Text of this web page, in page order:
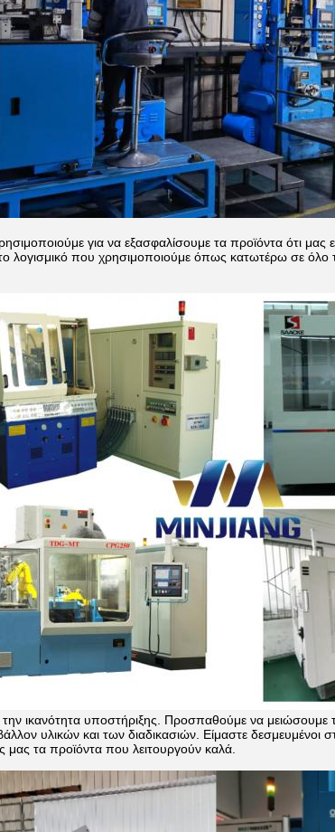
για να εξασφαλίσουμε τα προϊόντα ότι
το λογισμικό που χρησιμοποιούμε όπως κατωτέρω σε
ικανότητα υποστήριξης. Προσπαθούμε να μειώσουμε
υλικών και των διαδικασιών. Είμαστε δεσμευμένοι
μας τα προϊόντα που λειτουργούν καλά.